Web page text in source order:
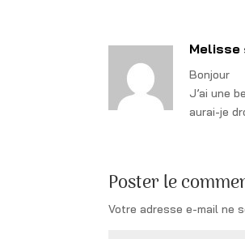
Melisse
Bonjour
J’ai une
aurai-je
Poster le
Votre adresse e-mail ne